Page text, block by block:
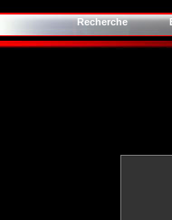
Recherche